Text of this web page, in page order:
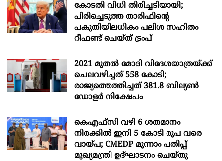
കോടതി വിധി തിരിച്ചടിയായി;
പിരിച്ചെടുത്ത താരിഫിന്‍റെ
പകുതിയിലധികം പലിശ സഹിതം
റീഫണ്ട് ചെയ്ത് ട്രംപ്
2021 മുതൽ മോദി വിദേശയാത്രയ്ക്ക്
ചെലവഴിച്ചത് 558 കോടി;
രാജ്യത്തെത്തിച്ചത് 381.8 ബില്യൺ
ഡോളർ നിക്ഷേപം
കെഎഫ്സി വഴി 6 ശതമാനം
നിരക്കിൽ ഇനി 5 കോടി രൂപ വരെ
വായ്പ; CMEDP മൂന്നാം പതിപ്പ്
മുഖ്യമന്ത്രി ഉദ്ഘാടനം ചെയ്തു